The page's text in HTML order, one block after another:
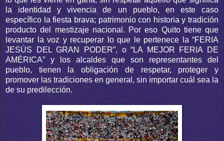
la identidad y vivencia de un pueblo, en este caso
específico la fiesta brava; patrimonio con historia y tradición
producto del mestizaje nacional. Por eso Quito tiene que
levantar la voz y recuperar lo que le pertenece la “FERIA
JESÚS DEL GRAN PODER”, o “LA MEJOR FERIA DE
AMÉRICA” y los alcaldes que son representantes del
pueblo, tienen la obligación de respetar, proteger y
promover las tradiciones en general, sin importar cuál sea la
de su predilección.